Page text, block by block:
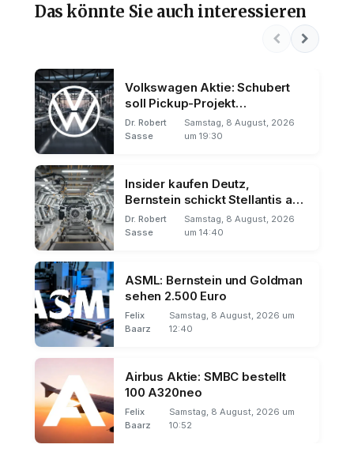
Das könnte Sie auch interessieren
Volkswagen Aktie: Schubert
soll Pickup-Projekt
vorantreiben
Dr. Robert
Sasse
Samstag, 8 August, 2026
um 19:30
Insider kaufen Deutz,
Bernstein schickt Stellantis auf
Talfahrt
Dr. Robert
Sasse
Samstag, 8 August, 2026
um 14:40
ASML: Bernstein und Goldman
sehen 2.500 Euro
Felix
Baarz
Samstag, 8 August, 2026 um
12:40
Airbus Aktie: SMBC bestellt
100 A320neo
Felix
Baarz
Samstag, 8 August, 2026 um
10:52